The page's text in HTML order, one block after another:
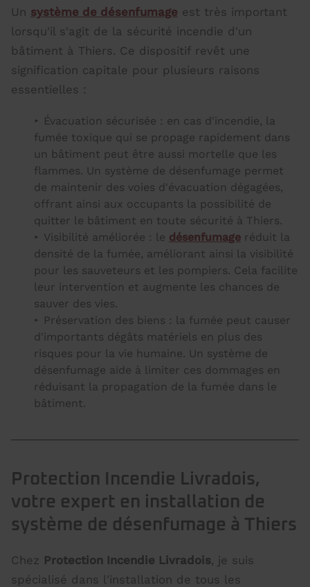
Un système de désenfumage est très important
lorsqu'il s'agit de la sécurité incendie d'un
bâtiment à Thiers. Ce dispositif revêt une
signification capitale pour plusieurs raisons
essentielles :
Évacuation sécurisée : en cas d'incendie, la
fumée toxique qui se propage rapidement dans
un bâtiment peut être aussi mortelle que les
flammes. Un système de désenfumage permet
de maintenir des voies d'évacuation dégagées,
offrant ainsi aux occupants la possibilité de
quitter le bâtiment en toute sécurité à Thiers.
Visibilité améliorée : le désenfumageréduit la
densité de la fumée, améliorant ainsi la visibilité
pour les sauveteurs et les pompiers. Cela facilite
leur intervention et augmente les chances de
sauver des vies.
Préservation des biens : la fumée peut causer
d'importants dégâts matériels en plus des
risques pour la vie humaine. Un système de
désenfumage aide à limiter ces dommages en
réduisant la propagation de la fumée dans le
bâtiment.
Protection Incendie Livradois,
votre expert en installation de
système de désenfumage à Thiers
Chez Protection Incendie Livradois, je suis
spécialisé dans l'installation de tous les